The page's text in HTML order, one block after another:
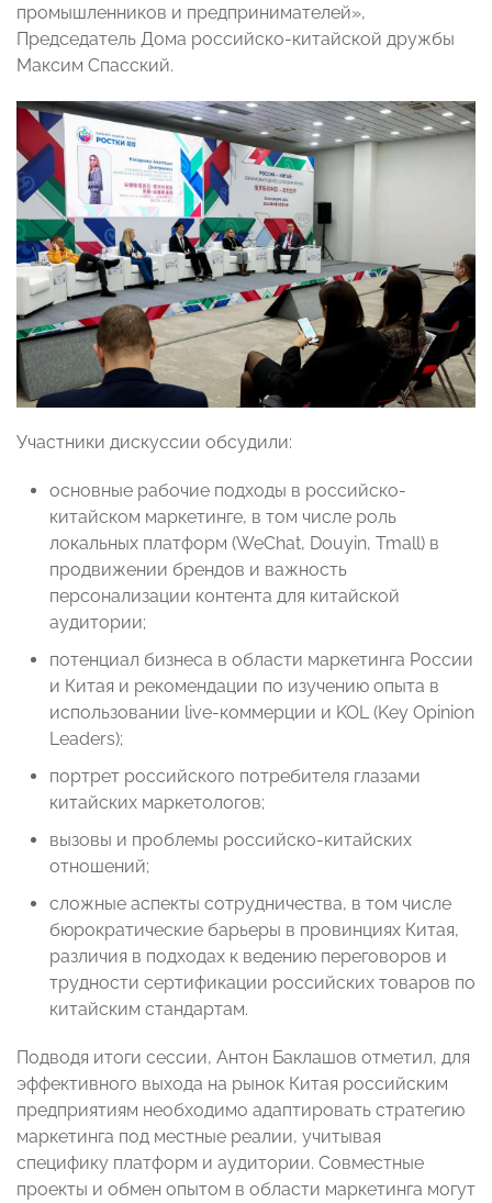
промышленников и предпринимателей»,
Председатель Дома российско-китайской дружбы
Максим Спасский.
Участники дискуссии обсудили:
основные рабочие подходы в российско-
китайском маркетинге, в том числе роль
локальных платформ (WeChat, Douyin, Tmall) в
продвижении брендов и важность
персонализации контента для китайской
аудитории;
потенциал бизнеса в области маркетинга России
и Китая и рекомендации по изучению опыта в
использовании live-коммерции и KOL (Key Opinion
Leaders);
портрет российского потребителя глазами
китайских маркетологов;
вызовы и проблемы российско-китайских
отношений;
сложные аспекты сотрудничества, в том числе
бюрократические барьеры в провинциях Китая,
различия в подходах к ведению переговоров и
трудности сертификации российских товаров по
китайским стандартам.
Подводя итоги сессии, Антон Баклашов отметил, для
эффективного выхода на рынок Китая российским
предприятиям необходимо адаптировать стратегию
маркетинга под местные реалии, учитывая
специфику платформ и аудитории. Совместные
проекты и обмен опытом в области маркетинга могут